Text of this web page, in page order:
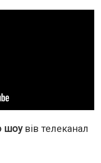
шоувів телеканал